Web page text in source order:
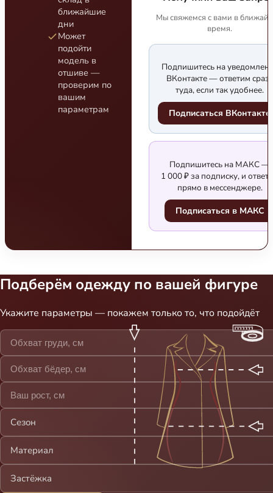
ближайшие
дни
Может
подойти
модель в
отшиве —
проверим по
вашим
параметрам
Мы свяжемся с вами в
время.
Подпишитесь на
ВКонтакте — ответим сразу
туда, если так удобнее.
Подписаться ВКонтакте
Подпишитесь на МАКС —
1 000 ₽ за подписку, и
прямо в мессенджере.
Подписаться в МАКС
Подберём одежду по вашей фигуре
Укажите параметры — покажем только то, что подойдёт
Сезон
Материал
Застёжка